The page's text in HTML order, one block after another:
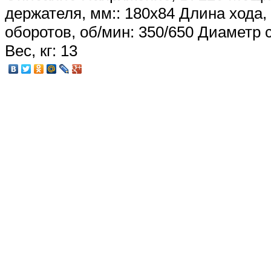
держателя, мм:: 180х84 Длина
оборотов, об/мин: 350/650 Диаметр
Вес, кг: 13